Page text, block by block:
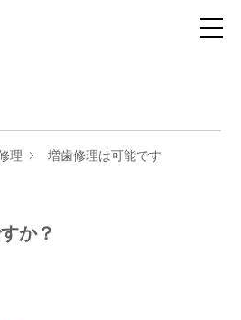
理
増歯修理は可能です
か？